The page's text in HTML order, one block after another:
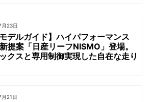
月23日
モデルガイド】ハイパフォーマンス
提案「日産リーフNISMO」登場。
クスと専用制御実現した自在な走り
21日